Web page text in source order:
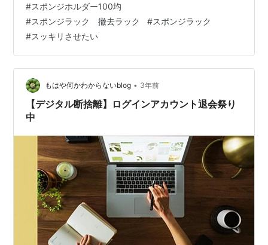
ポンジをなるべく見えにくく、それでいて乾かせる場所
に移動する方法をご紹介します。 １．キッチンスポンジ
ホルダーを100円で購入 ２．まずはシンクを掃除 シンク
掃除をさぼらないコツ？ 設置！ ３．まとめ １．キッチ
ンスポンジホルダーを100円で購入 買ったのはコチラ 浮
かせるスポンジホルダー「ウキ…
#スポンジホルダー100均
#スポンジラック 撤去ラック #スポンジラック
#スッキリさせたい
もはや何かわからないblog • 3年前
【デジタル断捨離】ログインアカウント退会祭り
中